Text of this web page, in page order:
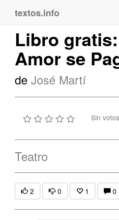
textos.info
Libro
Amor se
de José Martí
Sin votos
Teatro
2 0 1 0